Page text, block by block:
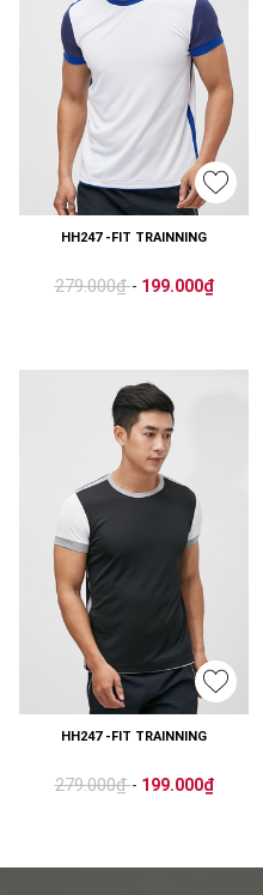
HH247 -FIT TRAINNING
279.000₫- 199.000₫
HH247 -FIT TRAINNING
279.000₫- 199.000₫